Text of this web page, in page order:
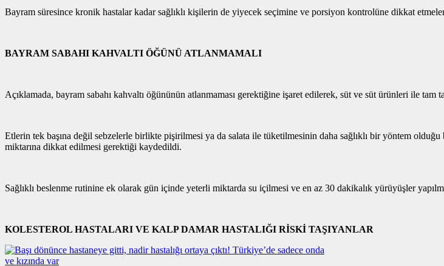
Bayram süresince kronik hastalar kadar sağlıklı kişilerin de yiyecek seçimine ve porsiyon kontrolüne dikkat
BAYRAM SABAHI KAHVALTI ÖĞÜNÜ ATLANMAMALI
Açıklamada, bayram sabahı kahvaltı öğününün atlanmaması gerektiğine işaret edilerek, süt ve süt ürünleri ile tam
Etlerin tek başına değil sebzelerle birlikte pişirilmesi ya da salata ile tüketilmesinin daha sağlıklı bir yöntem
miktarına dikkat edilmesi gerektiği kaydedildi.
Sağlıklı beslenme rutinine ek olarak gün içinde yeterli miktarda su içilmesi ve en az 30 dakikalık yürüyüşler
KOLESTEROL HASTALARI VE KALP DAMAR HASTALIĞI RİSKİ TAŞIYANLAR